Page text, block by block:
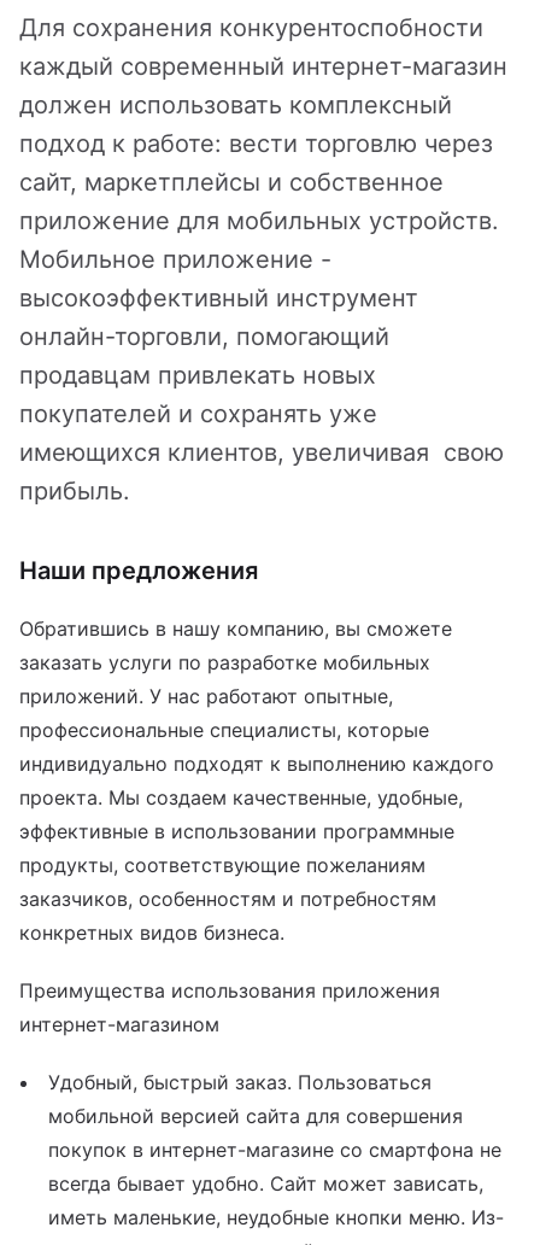
МиниМаркет - лендинг с
и онлайн-оплатой
СберМегаМаркет
Премиум - лендинг с
товаров и услуг
Для сохранения конкурентоспобности
каждый современный интернет-магазин
должен использовать комплексный
подход к работе: вести торговлю через
сайт, маркетплейсы и собственное
приложение для мобильных устройств.
Мобильное приложение -
высокоэффективный инструмент
онлайн-торговли, помогающий
продавцам привлекать новых
покупателей и сохранять уже
имеющихся клиентов, увеличивая свою
прибыль.
Наши предложения
Обратившись в нашу компанию, вы сможете
заказать услуги по разработке мобильных
приложений. У нас работают опытные,
профессиональные специалисты, которые
индивидуально подходят к выполнению каждого
проекта. Мы создаем качественные, удобные,
эффективные в использовании программные
продукты, соответствующие пожеланиям
заказчиков, особенностям и потребностям
конкретных видов бизнеса.
Преимущества использования приложения
интернет-магазином
Удобный, быстрый заказ. Пользоваться
мобильной версией сайта для совершения
покупок в интернет-магазине со смартфона не
всегда бывает удобно. Сайт может зависать,
иметь маленькие, неудобные кнопки меню. Из-